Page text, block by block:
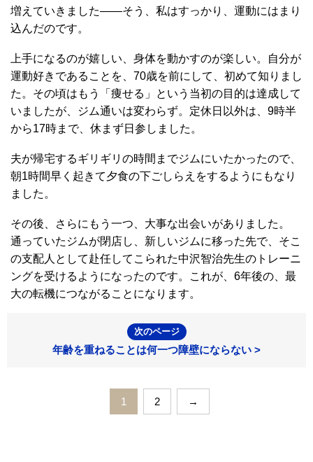
増えていきました――そう、私はすっかり、運動にはまり
込んだのです。
上手になるのが嬉しい、身体を動かすのが楽しい。自分が
運動好きであることを、70歳を前にして、初めて知りまし
た。その頃はもう「痩せる」という当初の目的は達成して
いましたが、ジム通いは変わらず。定休日以外は、9時半
から17時まで、休まず日参しました。
夫が帰宅するギリギリの時間までジムにいたかったので、
朝1時間早く起きて夕食の下ごしらえをするようにもなり
ました。
その後、さらにもう一つ、大事な出会いがありました。
通っていたジムが閉店し、新しいジムに移った先で、そこ
の支配人として赴任してこられた中沢智治先生のトレーニ
ングを受けるようになったのです。これが、6年後の、最
大の転機につながることになります。
次のページ
年齢を重ねることは何一つ障壁にならない >
1 2 →